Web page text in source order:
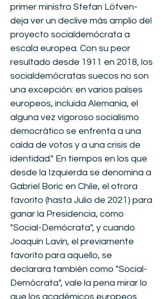
primer ministro Stefan Löfven-
deja ver un declive más amplio del
proyecto socialdemócrata a
escala europea. Con su peor
resultado desde 1911 en 2018, los
socialdemócratas suecos no son
una excepción: en varios países
europeos, incluida Alemania, el
alguna vez vigoroso socialismo
democrático se enfrenta a una
caída de votos y a una crisis de
identidad." En tiempos en los que
desde la Izquierda se denomina a
Gabriel Boric en Chile, el otrora
favorito (hasta Julio de 2021) para
ganar la Presidencia, como
"Social-Demócrata", y cuando
Joaquín Lavín, el previamente
favorito para aquello, se
declarara también como "Social-
Demócrata", vale la pena mirar lo
que los académicos europeos